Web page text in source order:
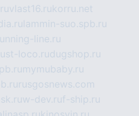
vlast16.rukorru.net
lammin-suo.spb.ru
running-line.ru
rust-loco.rudugshop.ru
mymubaby.ru
rusgosnews.com
w-dev.ruf-ship.ru